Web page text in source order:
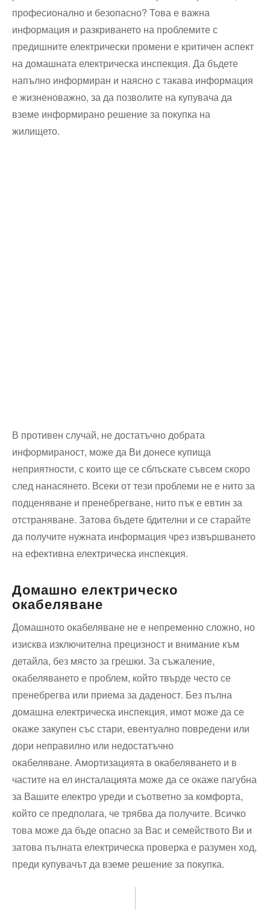
професионално и безопасно? Това е важна
информация и разкриването на проблемите с
предишните електрически промени е критичен аспект
на домашната електрическа инспекция. Да бъдете
напълно информиран и наясно с такава информация
е жизненоважно, за да позволите на купувача да
вземе информирано решение за покупка на
жилището.
В противен случай, не достатъчно добрата
информираност, може да Ви донесе купища
неприятности, с които ще се сблъскате съвсем скоро
след нанасянето. Всеки от тези проблеми не е нито за
подценяване и пренебрегване, нито пък е евтин за
отстраняване. Затова бъдете бдителни и се старайте
да получите нужната информация чрез извършването
на ефективна електрическа инспекция.
Домашно електрическо
окабеляване
Домашното окабеляване не е непременно сложно, но
изисква изключителна прецизност и внимание към
детайла, без място за грешки. За съжаление,
окабеляването е проблем, който твърде често се
пренебрегва или приема за даденост. Без пълна
домашна електрическа инспекция, имот може да се
окаже закупен със стари, евентуално повредени или
дори неправилно или недостатъчно
окабеляване. Амортизацията в окабеляването и в
частите на ел инсталацията може да се окаже пагубна
за Вашите електро уреди и съответно за комфорта,
който се предполага, че трябва да получите. Всичко
това може да бъде опасно за Вас и семейството Ви и
затова пълната електрическа проверка е разумен ход,
преди купувачът да вземе решение за покупка.